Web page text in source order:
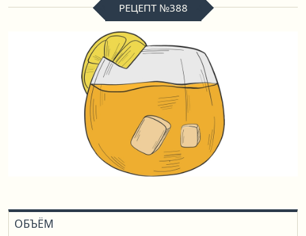
РЕЦЕПТ №388
ОБЪЁМ